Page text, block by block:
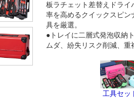
板ラチェット差替えドライ
率を高めるクイックスピン
具を厳選。
●トレイに二層式発泡収納
ムダ、紛失リスク削減、重
工具セッ